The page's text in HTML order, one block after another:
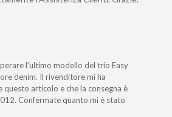
l’ultimo modello del trio Easy
denim. Il rivenditore mi ha
articolo e che la consegna è
Confermate quanto mi è stato